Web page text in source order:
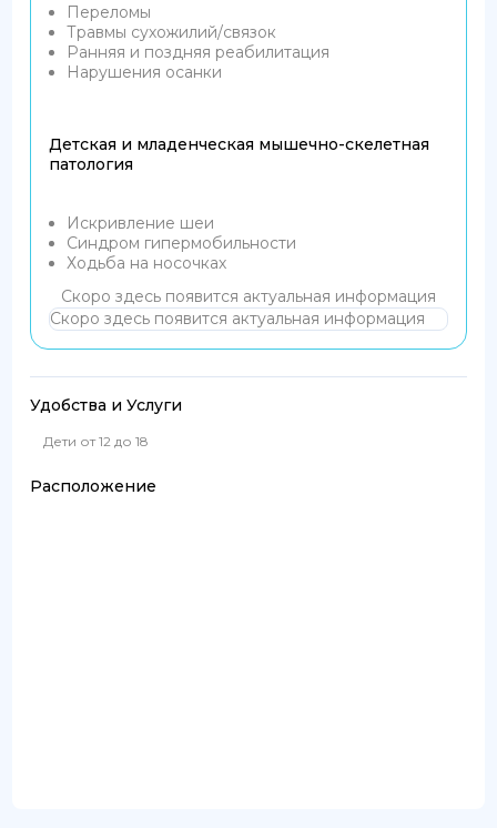
Переломы
Травмы сухожилий/связок
Ранняя и поздняя реабилитация
Нарушения осанки
Детская и младенческая мышечно-скелетная
патология
Искривление шеи
Синдром гипермобильности
Ходьба на носочках
Скоро здесь появится актуальная информация
Скоро здесь появится актуальная информация
Удобства и Услуги
Дети от 12 до 18
Расположение